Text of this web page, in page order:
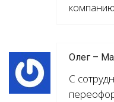
Олег –
С